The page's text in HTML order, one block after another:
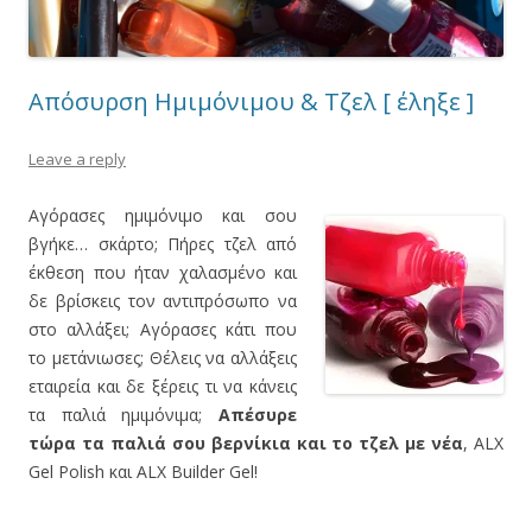
Απόσυρση Ημιμόνιμου & Τζελ [ έληξε ]
Leave a reply
Αγόρασες ημιμόνιμο και σου
βγήκε… σκάρτο; Πήρες τζελ από
έκθεση που ήταν χαλασμένο και
δε βρίσκεις τον αντιπρόσωπο να
στο αλλάξει; Αγόρασες κάτι που
το μετάνιωσες; Θέλεις να αλλάξεις
εταιρεία και δε ξέρεις τι να κάνεις
τα παλιά ημιμόνιμα; Απέσυρε
τώρα τα παλιά σου βερνίκια και το τζελ με νέα, ALX
Gel Polish και ALX Builder Gel!